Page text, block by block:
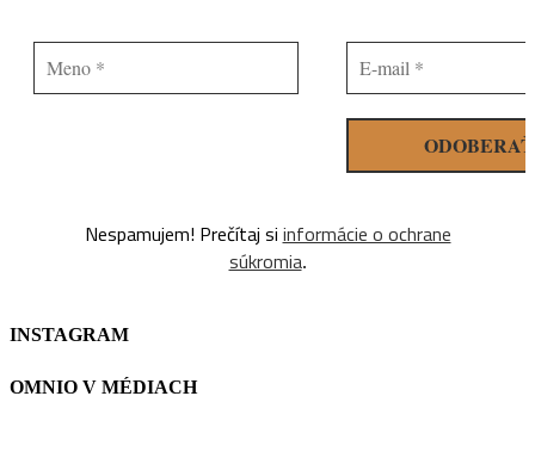
mail
*
Nespamujem! Prečítaj si informácie o ochrane
súkromia.
INSTAGRAM
OMNIO V MÉDIACH